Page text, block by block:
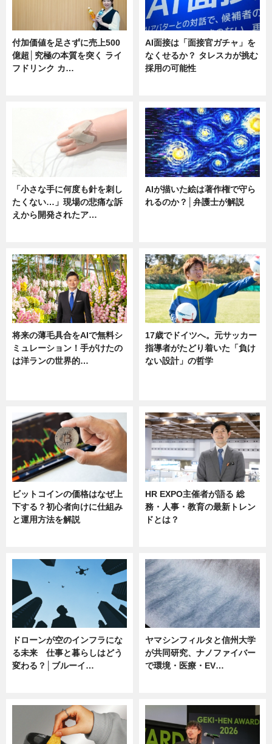
付加価値を足さずに売上500
億超│究極の本質を突く ライ
フドリンク カ…
AI面接は「面接官ガチャ」を
なくせるか？ タレスカが挑む
採用の可能性
「小さな手に何度も針を刺し
たくない…」現場の悲痛な訴
えから開発されたア…
AIが描いた絵は著作権で守ら
れるのか？│弁護士が解説
将来の薄毛具合をAIで無料シ
ミュレーション！手がけたの
は洋ランの世界的…
17歳でドイツへ。元サッカー
指導者がたどり着いた「負け
ない設計」の哲学
ビットコインの価格はなぜ上
下する？初心者向けに仕組み
と運用方法を解説
HR EXPO主催者が語る 総
務・人事・教育の最新トレン
ドとは？
ドローンが空のインフラにな
る未来 仕事と暮らしはどう
変わる？│ブルーイ…
ヤマシンフィルタと信州大学
が共同研究、ナノファイバー
で環境・医療・EV…